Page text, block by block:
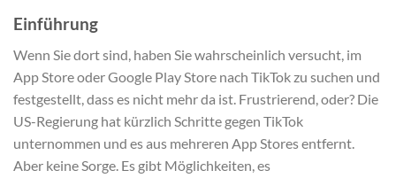
Einführung
Wenn Sie dort sind, haben Sie wahrscheinlich versucht, im
App Store oder Google Play Store nach TikTok zu suchen und
festgestellt, dass es nicht mehr da ist. Frustrierend, oder? Die
US-Regierung hat kürzlich Schritte gegen TikTok
unternommen und es aus mehreren App Stores entfernt.
Aber keine Sorge. Es gibt Möglichkeiten, es